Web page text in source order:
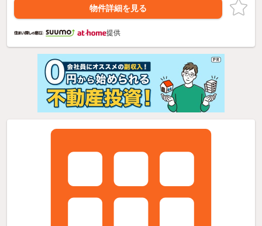
物件詳細を見る
提供